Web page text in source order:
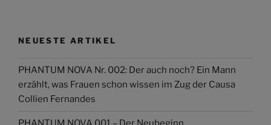
NEUESTE ARTIKEL
PHANTUM NOVA Nr. 002: Der auch noch? Ein Mann
erzählt, was Frauen schon wissen im Zug der Causa
Collien Fernandes